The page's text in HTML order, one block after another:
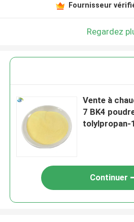
Fournisseur
Regardez
Vente à
7 BK4
tolylpropan-
Continuer